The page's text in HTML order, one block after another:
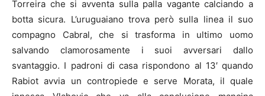
Torreira che si avventa sulla palla vagante calciando a
botta sicura. L’uruguaiano trova però sulla linea il suo
compagno Cabral, che si trasforma in ultimo uomo
salvando clamorosamente i suoi avversari dallo
svantaggio. I padroni di casa rispondono al 13′ quando
Rabiot avvia un contropiede e serve Morata, il quale